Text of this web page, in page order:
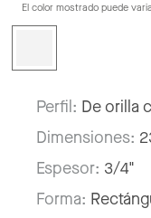
El color mostrado puede
Perfil: De orilla
Dimensiones:
Espesor: 3/4"
Forma: